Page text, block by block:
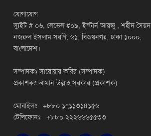
যোগাযোগ
স্যুইট # ০৬, লেভেল #০৯, ইস্টার্ন আরজু , শহীদ সৈয়দ
নজরুল ইসলাম সরণি, ৬১, বিজয়নগর, ঢাকা ১০০০,
বাংলাদেশ।
সম্পাদকঃ সারোয়ার কবির (সম্পাদক)
প্রকাশকঃ আমান উল্লাহ সরকার (প্রকাশক)
মোবাইলঃ +৮৮০ ১৭১১৩১৪১৫৬
টেলিফোনঃ +৮৮০ ২২২৬৬৬৫৫৩৩